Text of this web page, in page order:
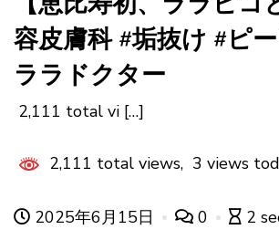
容皮膚科 #垢抜け #ピ
ララドクター
2,111 total vi […]
2,111 total views, 3 views
2025年6月15日 0 2